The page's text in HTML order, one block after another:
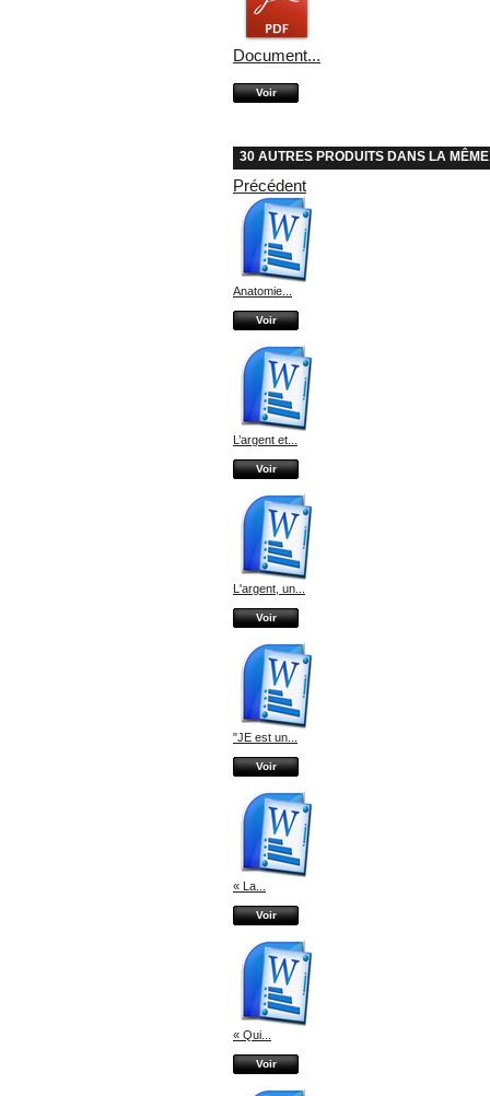
Document...
Voir
30 AUTRES PRODUITS DANS LA
Précédent
Anatomie...
Voir
L’argent et...
Voir
L'argent, un...
Voir
"JE est un...
Voir
« La...
Voir
« Qui...
Voir